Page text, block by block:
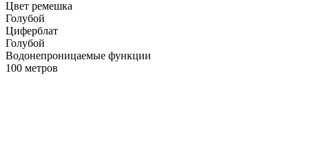
Цвет ремешка
Голубой
Циферблат
Голубой
Водонепроницаемые функции
100 метров